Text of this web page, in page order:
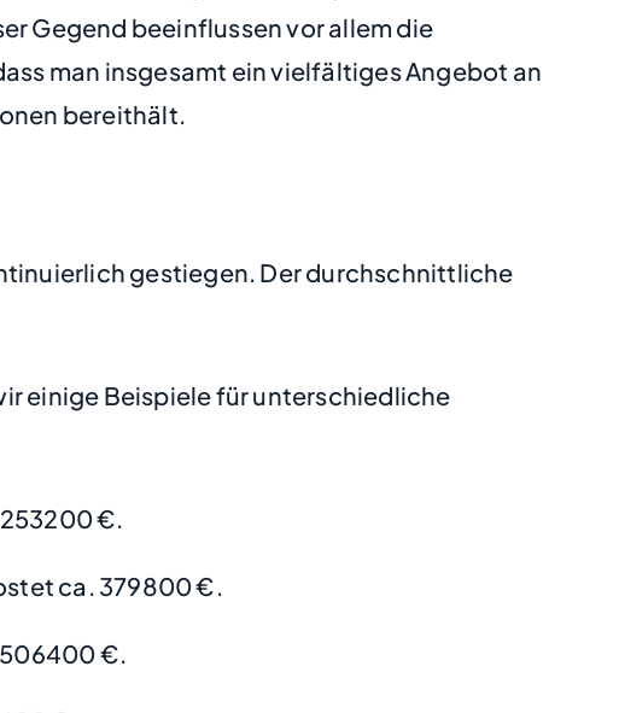
Gegend beeinflussen vor allem die
man insgesamt ein vielfältiges Angebot an
bereithält.
gestiegen. Der durchschnittliche
einige Beispiele für unterschiedliche
€.
ca. 379800 €.
€.